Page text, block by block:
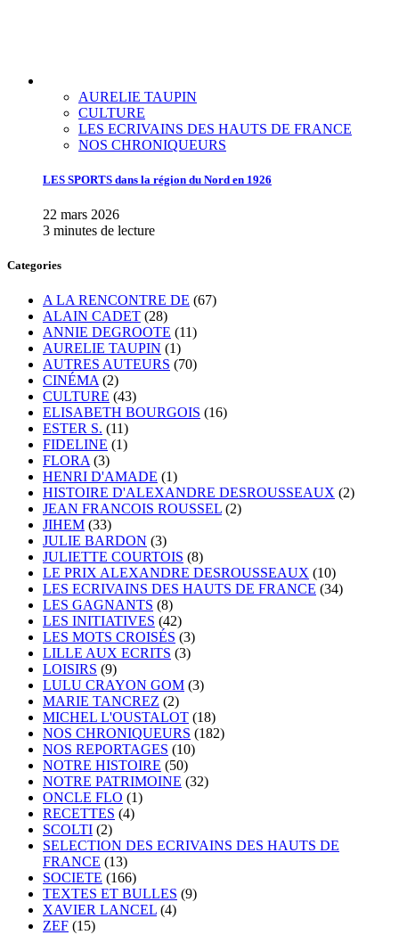
AURELIE TAUPIN
CULTURE
LES ECRIVAINS DES HAUTS DE FRANCE
NOS CHRONIQUEURS
LES SPORTS dans la région du Nord en 1926
22 mars 2026
3 minutes de lecture
Categories
A LA RENCONTRE DE (67)
ALAIN CADET (28)
ANNIE DEGROOTE (11)
AURELIE TAUPIN (1)
AUTRES AUTEURS (70)
CINÉMA(2)
CULTURE (43)
ELISABETH BOURGOIS (16)
ESTER S. (11)
FIDELINE (1)
FLORA(3)
HENRI D'AMADE (1)
HISTOIRE D'ALEXANDRE DESROUSSEAUX (2)
JEAN FRANCOIS ROUSSEL (2)
JIHEM (33)
JULIE BARDON (3)
JULIETTE COURTOIS (8)
LE PRIX ALEXANDRE DESROUSSEAUX (10)
LES ECRIVAINS DES HAUTS DE FRANCE (34)
LES GAGNANTS (8)
LES INITIATIVES (42)
LES MOTS CROISÉS (3)
LILLE AUX ECRITS (3)
LOISIRS (9)
LULU CRAYON GOM (3)
MARIE TANCREZ (2)
MICHEL L'OUSTALOT (18)
NOS CHRONIQUEURS (182)
NOS REPORTAGES (10)
NOTRE HISTOIRE (50)
NOTRE PATRIMOINE (32)
ONCLE FLO (1)
RECETTES (4)
SCOLTI (2)
SELECTION DES ECRIVAINS DES HAUTS DE
FRANCE (13)
SOCIETE (166)
TEXTES ET BULLES (9)
XAVIER LANCEL (4)
ZEF (15)